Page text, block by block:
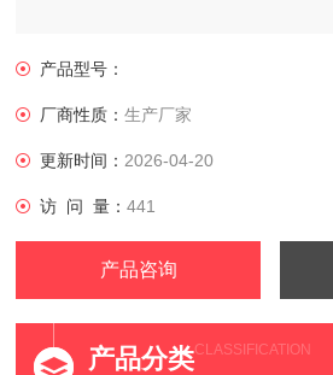
产品型号：
厂商性质：生产厂家
更新时间： 2026-04-20
访 问 量：441
产品咨询
产品分类CLASSIFICATION